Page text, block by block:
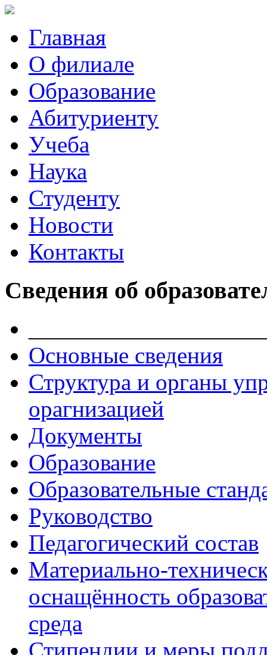
Главная
О филиале
Образование
Абитуриенту
Учеба
Наука
Студенту
Новости
Контакты
Сведения об
Основные сведения
Структура и органы
орагнизацией
Документы
Образование
Образовательные
Руководство
Педагогический состав
Материально-
оснащённость
среда